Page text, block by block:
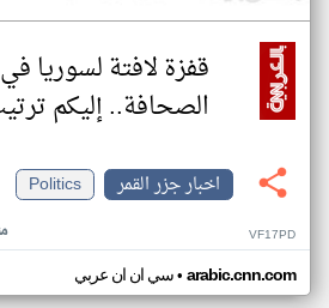
قفزة لافتة لسوريا
الصحافة.. إليكم
اخبار جزر القمر
Politics
VF17PD
سي ان ان عربي• arabic.cnn.com